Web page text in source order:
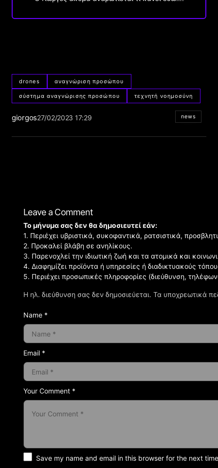
drones αναγνώριση προσώπου
σύστημα αναγνώρισης προσώπου τεχνητή νοημοσύνη
giorgos27/02/2023 17:29 news
Leave a Comment
Η ηλ. διεύθυνση σας δεν δημοσιεύεται. Τα υποχρεωτικά
Your Comment *
Το μήνυμα σας δεν θα δημοσιευτεί εάν:
1. Περιέχει υβριστικά, συκοφαντικά, ρατσιστικά,
2. Προκαλεί βλάβη σε ανηλίκους.
3. Παρενοχλεί την ιδιωτική ζωή και τα ατομικά και
4. Διαφημίζει προϊόντα ή υπηρεσίες ή διαδικτυακούς
5. Περιέχει προσωπικές πληροφορίες (διεύθυνση,
Name *
Email *
Save my name and email in this browser for the next